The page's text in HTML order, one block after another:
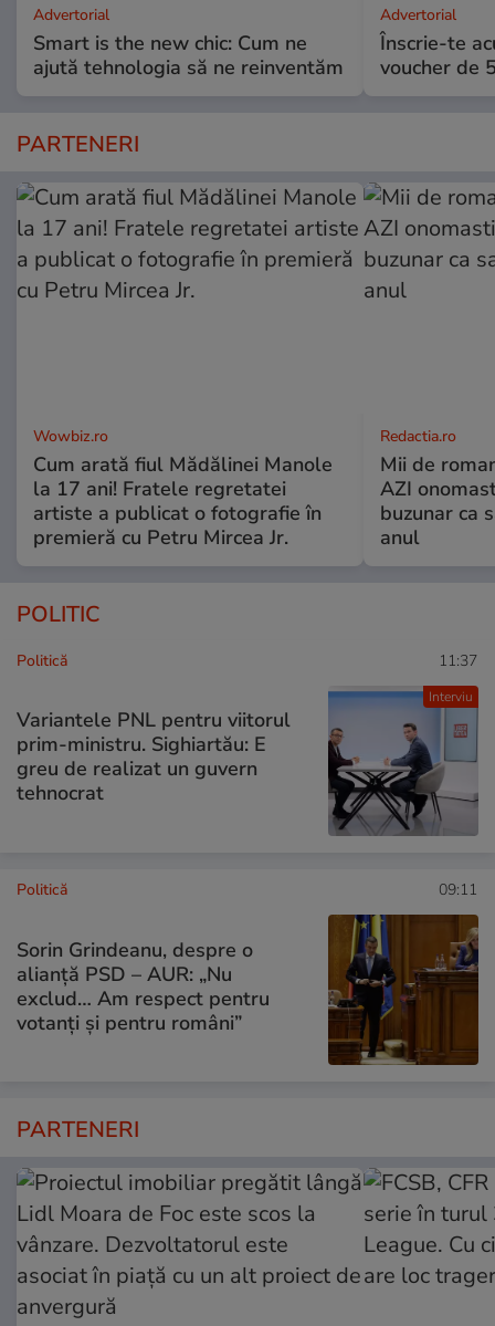
Advertorial
Smart is the new chic: Cum ne
ajută tehnologia să ne reinventăm
Advertorial
Înscrie-te
voucher de
PARTENERI
Wowbiz.ro
Cum arată fiul Mădălinei Manole
la 17 ani! Fratele regretatei
artiste a publicat o fotografie în
premieră cu Petru Mircea Jr.
Redactia.ro
Mii de
AZI
buzunar ca
anul
POLITIC
Interviu
Politică 11:37
Variantele PNL pentru viitorul
prim-ministru. Sighiartău: E
greu de realizat un guvern
tehnocrat
Politică 09:11
Sorin Grindeanu, despre o
alianță PSD – AUR: „Nu
exclud… Am respect pentru
votanți și pentru români”
PARTENERI